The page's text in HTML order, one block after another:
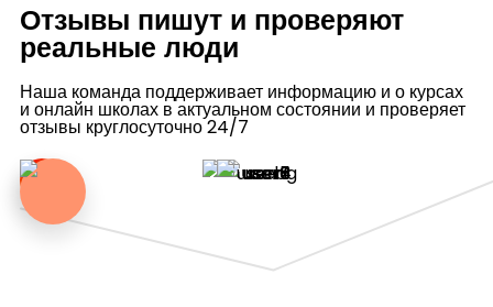
Отзывы пишут и проверяют
реальные люди
Наша команда поддерживает информацию и о курсах
и онлайн школах в актуальном состоянии и проверяет
отзывы круглосуточно 24/7